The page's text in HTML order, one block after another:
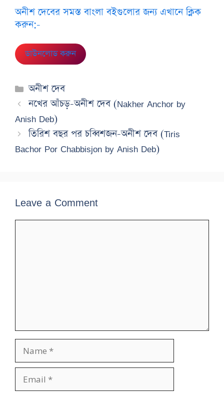
অনীশ দেবের সমস্ত বাংলা বইগুলোর জন্য এখানে ক্লিক
করুন:-
ডাউনলোড করুন
Categories
অনীশ দেব
নখের আঁচড়-অনীশ দেব (Nakher Anchor by
Anish Deb)
তিরিশ বছর পর চব্বিশজন-অনীশ দেব (Tiris
Bachor Por Chabbisjon by Anish Deb)
Leave a Comment
Name
Email